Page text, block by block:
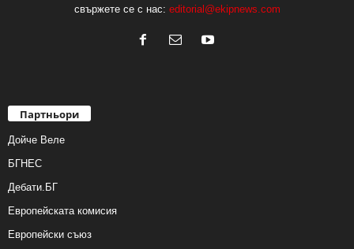
свържете се с нас: editorial@ekipnews.com
Партньори
Дойче Веле
БГНЕС
Дебати.БГ
Европейската комисия
Европейски съюз